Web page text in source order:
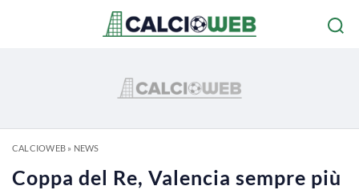
CALCIOWEB» NEWS
Coppa del Re, Valencia sempre più